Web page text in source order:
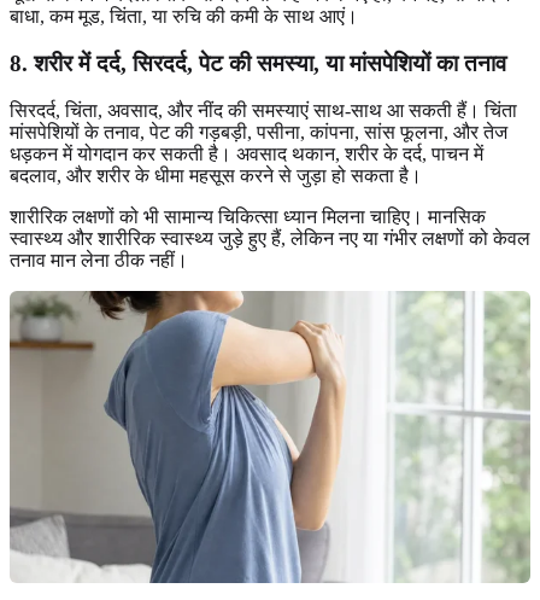
बाधा, कम मूड, चिंता, या रुचि की कमी के साथ आएं।
8. शरीर में दर्द, सिरदर्द, पेट की समस्या, या मांसपेशियों का तनाव
सिरदर्द, चिंता, अवसाद, और नींद की समस्याएं साथ-साथ आ सकती हैं। चिंता
मांसपेशियों के तनाव, पेट की गड़बड़ी, पसीना, कांपना, सांस फूलना, और तेज
धड़कन में योगदान कर सकती है। अवसाद थकान, शरीर के दर्द, पाचन में
बदलाव, और शरीर के धीमा महसूस करने से जुड़ा हो सकता है।
शारीरिक लक्षणों को भी सामान्य चिकित्सा ध्यान मिलना चाहिए। मानसिक
स्वास्थ्य और शारीरिक स्वास्थ्य जुड़े हुए हैं, लेकिन नए या गंभीर लक्षणों को केवल
तनाव मान लेना ठीक नहीं।